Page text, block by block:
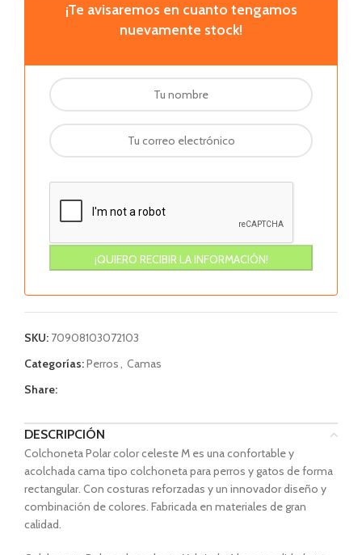
¡Te avisaremos en cuanto tengamos
nuevamente stock!
SKU: 70908103072103
Categorías:Perros, Camas
Share:
DESCRIPCIÓN
Colchoneta Polar color celeste M es una confortable y
acolchada cama tipo colchoneta para perros y gatos de forma
rectangular. Con costuras reforzadas y un innovador diseño y
combinación de colores. Fabricada en materiales de gran
calidad.